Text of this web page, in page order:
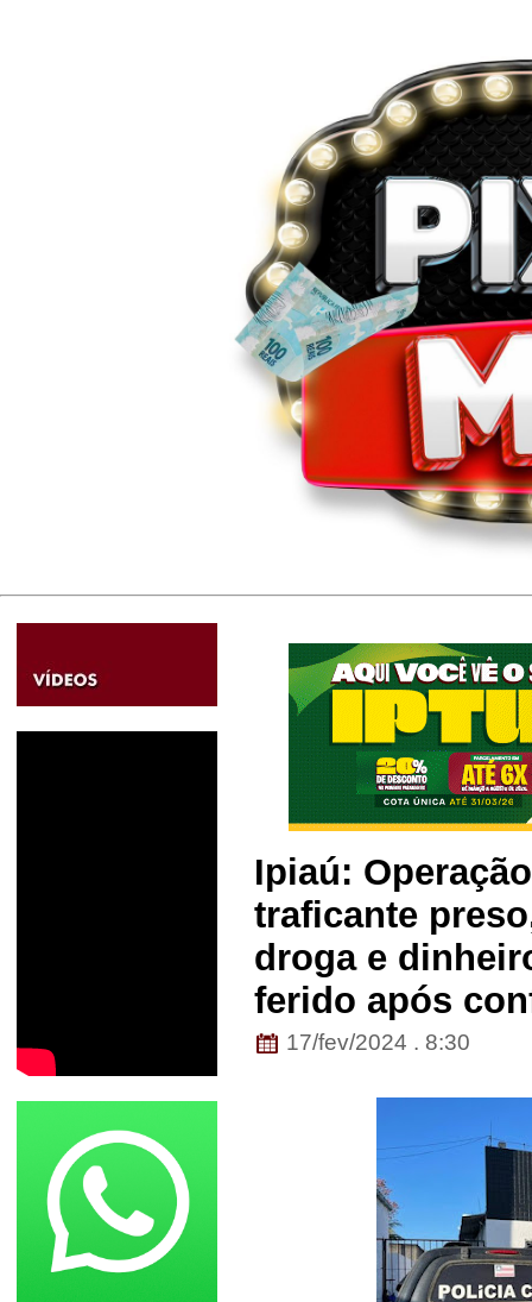
Ipiaú:
traficante
droga e
ferido após
17/fev/2024 . 8:30